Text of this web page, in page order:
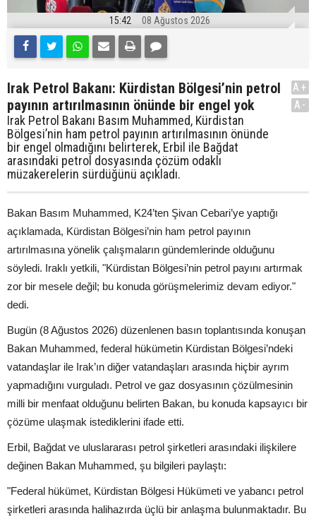
15:42 08 Ağustos 2026
Irak Petrol Bakanı: Kürdistan Bölgesi’nin petrol
payının artırılmasının önünde bir engel yok
Irak Petrol Bakanı Basım Muhammed, Kürdistan
Bölgesi’nin ham petrol payının artırılmasının önünde
bir engel olmadığını belirterek, Erbil ile Bağdat
arasındaki petrol dosyasında çözüm odaklı
müzakerelerin sürdüğünü açıkladı.
A+
A-
Bakan Basım Muhammed, K24’ten Şivan Cebari’ye yaptığı
açıklamada, Kürdistan Bölgesi’nin ham petrol payının
artırılmasına yönelik çalışmaların gündemlerinde olduğunu
söyledi. Iraklı yetkili, "Kürdistan Bölgesi’nin petrol payını artırmak
zor bir mesele değil; bu konuda görüşmelerimiz devam ediyor."
dedi.
Bugün (8 Ağustos 2026) düzenlenen basın toplantısında konuşan
Bakan Muhammed, federal hükümetin Kürdistan Bölgesi’ndeki
vatandaşlar ile Irak’ın diğer vatandaşları arasında hiçbir ayrım
yapmadığını vurguladı. Petrol ve gaz dosyasının çözülmesinin
milli bir menfaat olduğunu belirten Bakan, bu konuda kapsayıcı bir
çözüme ulaşmak istediklerini ifade etti.
Erbil, Bağdat ve uluslararası petrol şirketleri arasındaki ilişkilere
değinen Bakan Muhammed, şu bilgileri paylaştı:
"Federal hükümet, Kürdistan Bölgesi Hükümeti ve yabancı petrol
şirketleri arasında halihazırda üçlü bir anlaşma bulunmaktadır. Bu